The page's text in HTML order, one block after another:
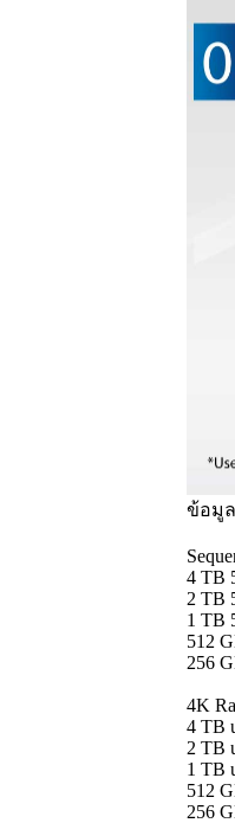
ข้อมูล
4 TB
2 TB
1 TB
512
256
4K
4 TB
2 TB
1 TB
512
256